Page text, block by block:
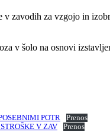
v zavodih za vzgojo in
v šolo na osnovi
POTR
Prenos
V ZAV
Prenos